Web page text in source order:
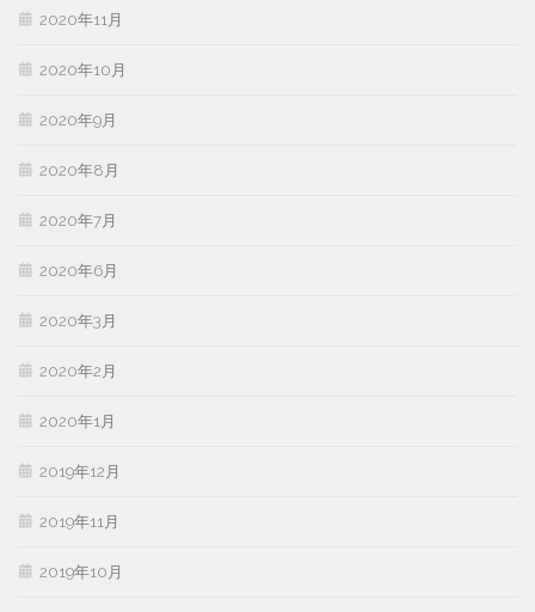
2020年11月
2020年10月
2020年9月
2020年8月
2020年7月
2020年6月
2020年3月
2020年2月
2020年1月
2019年12月
2019年11月
2019年10月